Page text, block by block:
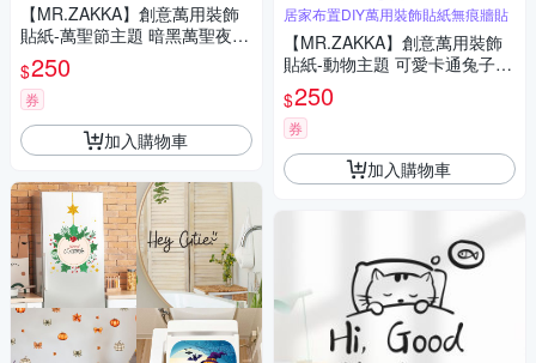
【MR.ZAKKA】創意萬用裝飾
貼紙-萬聖節主題 暗黑萬聖夜 C
款 居家布置 DIY可移式壁貼 無
痕壁貼 牆貼
$250
券
加入購物車
居家布置DIY萬用裝飾貼紙無痕牆貼
【MR.ZAKKA】創意萬用裝飾
貼紙-動物主題 可愛卡通兔子之
家 居家空間布置 DIY可移式壁
貼 無痕壁貼 牆貼
$250
券
加入購物車